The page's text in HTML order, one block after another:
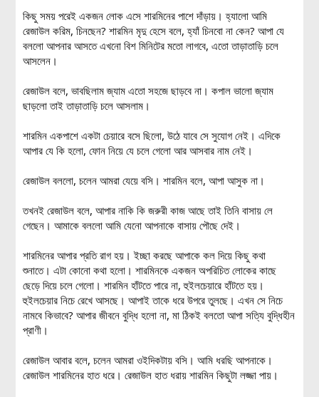
কিছু সময় পরেই একজন লোক এসে শারমিনের পাশে দাঁড়ায়। হ্যালো আমি
রেজাউল করিম, চিনছেন? শারমিন মৃদু হেসে বলে, হ্যাঁ চিনবো না কেন? আপা যে
বললো আপনার আসতে এখনো বিশ মিনিটের মতো লাগবে, এতো তাড়াতাড়ি চলে
আসলেন।
রেজাউল বলে, ভাবছিলাম জ্যাম এতো সহজে ছাড়বে না। কপাল ভালো জ্যাম
ছাড়লো তাই তাড়াতাড়ি চলে আসলাম।
শারমিন একপাশে একটা চেয়ারে বসে ছিলো, উঠে যাবে সে সুযোগ নেই। এদিকে
আপার যে কি হলো, ফোন নিয়ে যে চলে গেলো আর আসবার নাম নেই।
রেজাউল বললো, চলেন আমরা যেয়ে বসি। শারমিন বলে, আপা আসুক না।
তখনই রেজাউল বলে, আপার নাকি কি জরুরী কাজ আছে তাই তিনি বাসায় লে
গেছেন। আমাকে বললো আমি যেনো আপনাকে বাসায় পৌছে দেই।
শারমিনের আপার প্রতি রাগ হয়। ইচ্ছা করছে আপাকে কল দিয়ে কিছু কথা
শুনাতে। এটা কোনো কথা হলো। শারমিনকে একজন অপরিচিত লোকের কাছে
ছেড়ে দিয়ে চলে গেলো। শারমিন হাঁটতে পারে না, হুইলচেয়ারে হাঁটতে হয়।
হুইলচেয়ার নিচে রেখে আসছে। আপাই তাকে ধরে উপরে তুলছে। এখন সে নিচে
নামবে কিভাবে? আপার জীবনে বুদ্ধি হলো না, মা ঠিকই বলতো আপা সত্যি বুদ্ধিহীন
প্রাণী।
রেজাউল আবার বলে, চলেন আমরা ওইদিকটায় বসি। আমি ধরছি আপনাকে।
রেজাউল শারমিনের হাত ধরে। রেজাউল হাত ধরায় শারমিন কিছুটা লজ্জা পায়।